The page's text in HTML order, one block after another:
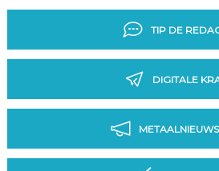
TIP DE
DIGITALE